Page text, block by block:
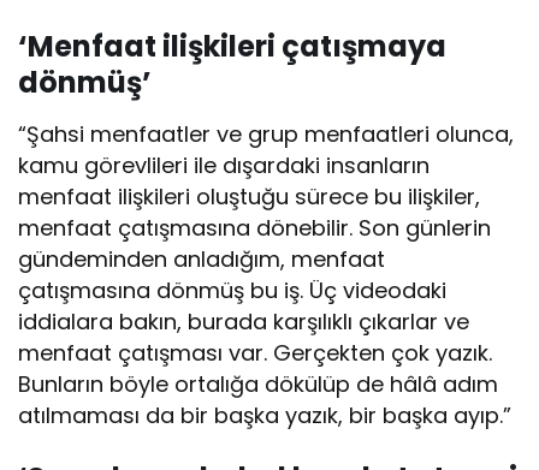
‘Menfaat ilişkileri çatışmaya
dönmüş’
“Şahsi menfaatler ve grup menfaatleri olunca,
kamu görevlileri ile dışardaki insanların
menfaat ilişkileri oluştuğu sürece bu ilişkiler,
menfaat çatışmasına dönebilir. Son günlerin
gündeminden anladığım, menfaat
çatışmasına dönmüş bu iş. Üç videodaki
iddialara bakın, burada karşılıklı çıkarlar ve
menfaat çatışması var. Gerçekten çok yazık.
Bunların böyle ortalığa dökülüp de hâlâ adım
atılmaması da bir başka yazık, bir başka ayıp.”